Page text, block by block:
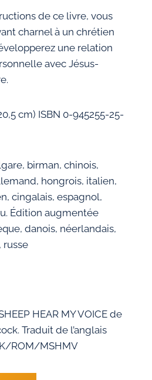
de ce livre, vous
charnel à un chrétien
une relation
avec Jésus-
cm) ISBN 0-945255-25-
birman, chinois,
hongrois, italien,
cingalais, espagnol,
Édition augmentée
danois, néerlandais,
russe
HEAR MY VOICE de
Traduit de l’anglais
ROM/MSHMV